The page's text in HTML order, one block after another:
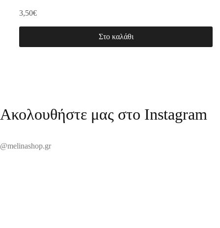
3,50€
Στο καλάθι
Ακολουθήστε μας στο Instagram
@melinashop.gr